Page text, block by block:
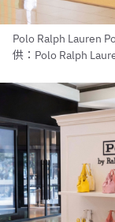
Polo Ralph Lauren
供：Polo Ralph